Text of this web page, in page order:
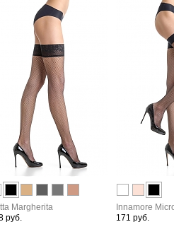
Margherita
руб.
Innamore
171 руб.